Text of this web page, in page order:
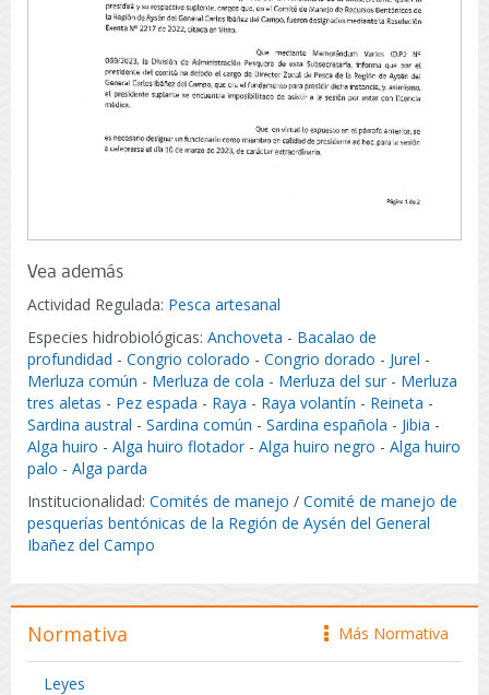
Vea además
Actividad Regulada: Pesca artesanal
Especies hidrobiológicas: Anchoveta - Bacalao de
profundidad - Congrio colorado - Congrio dorado - Jurel -
Merluza común - Merluza de cola - Merluza del sur - Merluza
tres aletas - Pez espada - Raya - Raya volantín - Reineta -
Sardina austral - Sardina común - Sardina española - Jibia -
Alga huiro - Alga huiro flotador - Alga huiro negro - Alga huiro
palo - Alga parda
Institucionalidad: Comités de manejo / Comité de manejo de
pesquerías bentónicas de la Región de Aysén del General
Ibañez del Campo
icono
Más Normativa
Normativa
Leyes